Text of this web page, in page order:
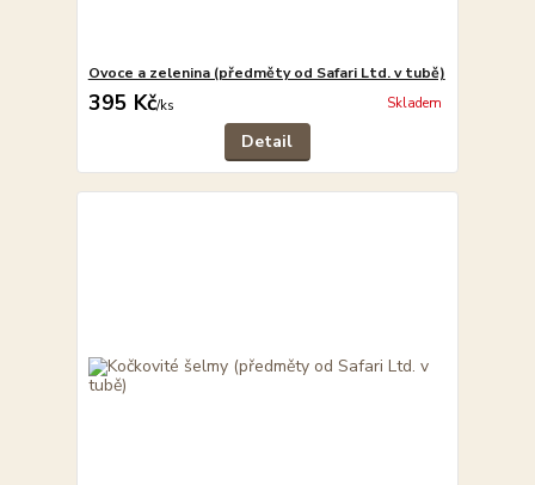
Ovoce a zelenina (předměty od Safari Ltd. v tubě)
395 Kč/ks Skladem
Detail